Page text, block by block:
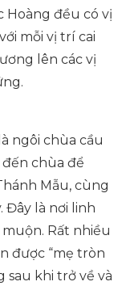
Hoàng đều có vị
mỗi vị trí cai
lên các vị
ngôi chùa cầu
đến chùa để
Mẫu, cùng
Đây là nơi linh
Rất nhiều
được “mẹ tròn
sau khi trở về và